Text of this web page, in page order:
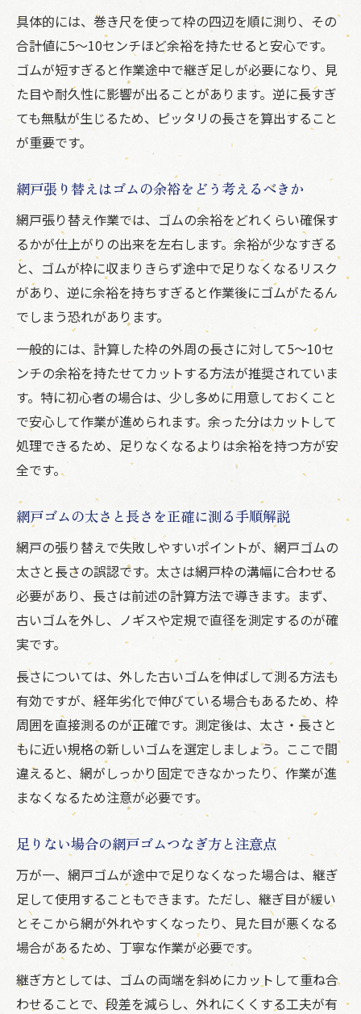
具体的には、巻き尺を使って枠の四辺を順に測り、その
合計値に5～10センチほど余裕を持たせると安心です。
ゴムが短すぎると作業途中で継ぎ足しが必要になり、見
た目や耐久性に影響が出ることがあります。逆に長すぎ
ても無駄が生じるため、ピッタリの長さを算出すること
が重要です。
網戸張り替えはゴムの余裕をどう考えるべきか
網戸張り替え作業では、ゴムの余裕をどれくらい確保す
るかが仕上がりの出来を左右します。余裕が少なすぎる
と、ゴムが枠に収まりきらず途中で足りなくなるリスク
があり、逆に余裕を持ちすぎると作業後にゴムがたるん
でしまう恐れがあります。
一般的には、計算した枠の外周の長さに対して5～10セ
ンチの余裕を持たせてカットする方法が推奨されていま
す。特に初心者の場合は、少し多めに用意しておくこと
で安心して作業が進められます。余った分はカットして
処理できるため、足りなくなるよりは余裕を持つ方が安
全です。
網戸ゴムの太さと長さを正確に測る手順解説
網戸の張り替えで失敗しやすいポイントが、網戸ゴムの
太さと長さの誤認です。太さは網戸枠の溝幅に合わせる
必要があり、長さは前述の計算方法で導きます。まず、
古いゴムを外し、ノギスや定規で直径を測定するのが確
実です。
長さについては、外した古いゴムを伸ばして測る方法も
有効ですが、経年劣化で伸びている場合もあるため、枠
周囲を直接測るのが正確です。測定後は、太さ・長さと
もに近い規格の新しいゴムを選定しましょう。ここで間
違えると、網がしっかり固定できなかったり、作業が進
まなくなるため注意が必要です。
足りない場合の網戸ゴムつなぎ方と注意点
万が一、網戸ゴムが途中で足りなくなった場合は、継ぎ
足して使用することもできます。ただし、継ぎ目が緩い
とそこから網が外れやすくなったり、見た目が悪くなる
場合があるため、丁寧な作業が必要です。
継ぎ方としては、ゴムの両端を斜めにカットして重ね合
わせることで、段差を減らし、外れにくくする工夫が有